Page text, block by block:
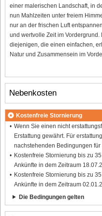
einer malerischen Landschaft, in
nun Mahlzeiten unter freiem
nur an der frischen Luft
und wertvolle Zeit im
diejenigen, die einen einfachen,
Natur und Zusammensein im
Nebenkosten
Kostenfreie Stornierung
Wenn Sie einen nicht
Erstattung gewährt. Für
nachstehenden Bedingungen
Kostenfreie Stornierung bis zu
Ankünfte in dem Zeitraum
Kostenfreie Stornierung bis zu
Ankünfte in dem Zeitraum
Die Bedingungen gelten